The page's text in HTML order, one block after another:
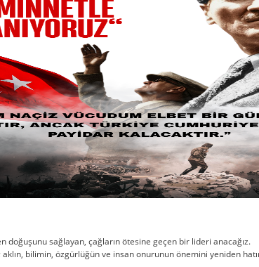
doğuşunu sağlayan, çağların ötesine geçen bir lideri anacağız.
aklın, bilimin, özgürlüğün ve insan onurunun önemini yeniden